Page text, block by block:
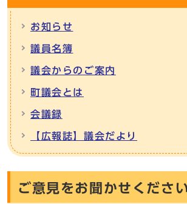
お知らせ
議員名簿
議会からのご案内
町議会とは
会議録
【広報誌】議会だより
ご意見をお聞かせくださ